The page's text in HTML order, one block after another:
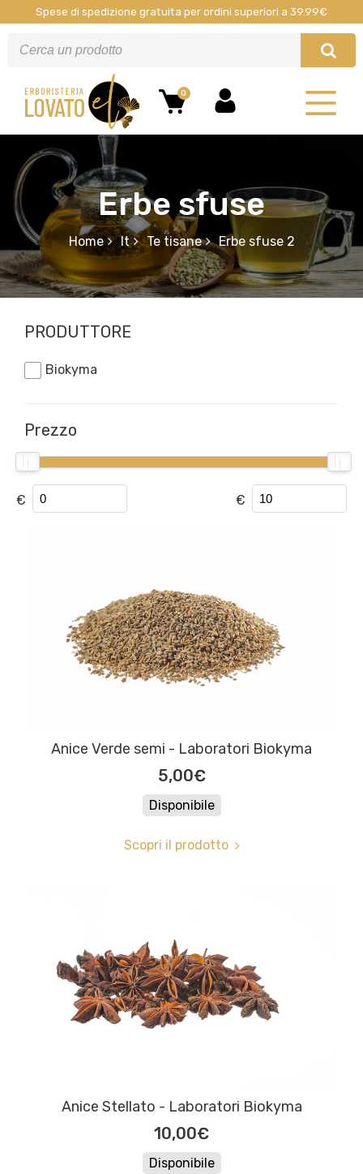
Spese di spedizione gratuita per ordini superiori a 39.99€
0
Erbe sfuse
Home It Te tisane Erbe sfuse 2
PRODUTTORE
Biokyma
Prezzo
€ €
Anice Verde semi - Laboratori Biokyma
5,00€
Disponibile
Scopri il prodotto
Anice Stellato - Laboratori Biokyma
10,00€
Disponibile